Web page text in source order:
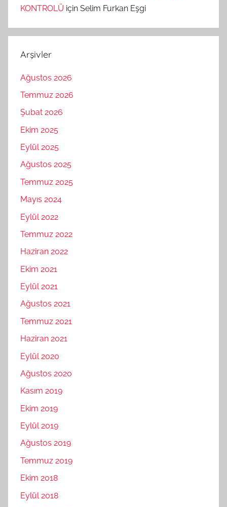
KONTROLÜ için Selim Furkan Eşgi
Arşivler
Ağustos 2026
Temmuz 2026
Şubat 2026
Ekim 2025
Eylül 2025
Ağustos 2025
Temmuz 2025
Mayıs 2024
Eylül 2022
Temmuz 2022
Haziran 2022
Ekim 2021
Eylül 2021
Ağustos 2021
Temmuz 2021
Haziran 2021
Eylül 2020
Ağustos 2020
Kasım 2019
Ekim 2019
Eylül 2019
Ağustos 2019
Temmuz 2019
Ekim 2018
Eylül 2018